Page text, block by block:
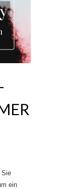
Sie
ein